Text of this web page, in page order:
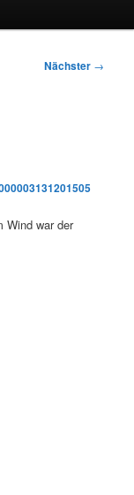
Nächster →
Wind war der